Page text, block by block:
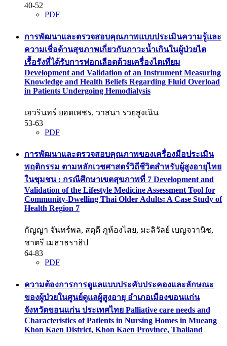
40-52
PDF
การพัฒนาและตรวจสอบคุณภาพแบบประเมินความรู้และ
ความเชื่อด้านสุขภาพเกี่ยวกับภาวะน้ำเกินในผู้ป่วยไต
เรื้อรังที่ได้รับการฟอกเลือดด้วยเครื่องไตเทียม
Development and Validation of an Instrument Measuring
Knowledge and Health Beliefs Regarding Fluid Overload
in Patients Undergoing Hemodialysis
เอวรินทร์ ยอดเพชร, วาสนา รวยสูงเนิน
53-63
PDF
การพัฒนาและตรวจสอบคุณภาพของเครื่องมือประเมิน
พฤติกรรม ตามหลักเวชศาสตร์วิถีชีวิตสำหรับผู้สูงอายุไทย
ในชุมชน : กรณีศึกษาเขตสุขภาพที่ 7 Development and
Validation of the Lifestyle Medicine Assessment Tool for
Community-Dwelling Thai Older Adults: A Case Study of
Health Region 7
กัญญา จันทร์พล, สดุดี ภูห้องไสย, มะลิวัลย์ เบญจวานิช,
ชาตรี เมธาธราธิป
64-83
PDF
ความต้องการการดูแลแบบประคับประคองและลักษณะ
ของผู้ป่วยในศูนย์ดูแลผู้สูงอายุ อำเภอเมืองขอนแก่น
จังหวัดขอนแก่น ประเทศไทย Palliative care needs and
Characteristics of Patients in Nursing Homes in Mueang
Khon Kaen District, Khon Kaen Province, Thailand